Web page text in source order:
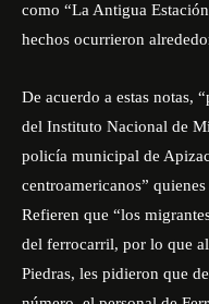
como “La Antigua
hechos ocurrieron
De acuerdo a estas notas,
del Instituto Nacional de
policía municipal de
centroamericanos”
Refieren que “los
del ferrocarril, por lo que
Piedras, les pidieron que